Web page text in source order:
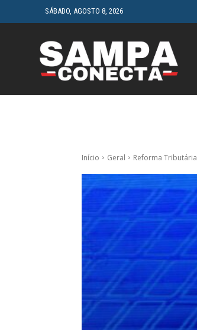
SÁBADO, AGOSTO 8, 2026
Início Geral Reforma